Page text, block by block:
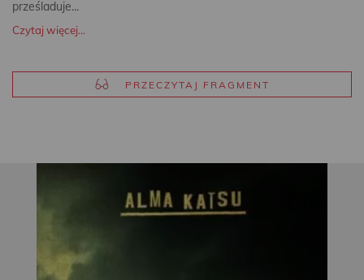
prześladuje...
Czytaj więcej...
PRZECZYTAJ FRAGMENT